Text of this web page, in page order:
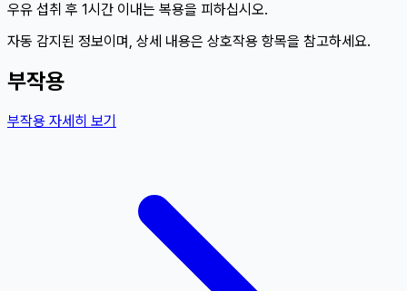
우유 섭취 후 1시간 이내는 복용을 피하십시오.
자동 감지된 정보이며, 상세 내용은 상호작용 항목을 참고하세요.
부작용
부작용 자세히 보기